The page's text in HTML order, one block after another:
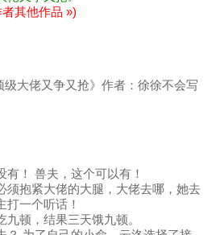
其他作品 »)
大佬又争又抢》作者：徐徐不会写
！ 兽夫，这个可以有！
须抱紧大佬的大腿，大佬去哪，她去
打一个听话！
顿，结果三天饿九顿。